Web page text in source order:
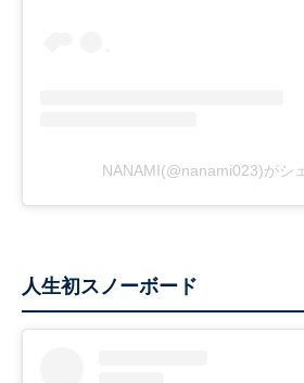
NANAMI(@nanami023)がシ
人生初スノーボード